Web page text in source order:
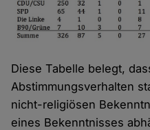
Diese Tabelle belegt,
Abstimmungsverhalten
nicht-religiösen
eines Bekenntnisses